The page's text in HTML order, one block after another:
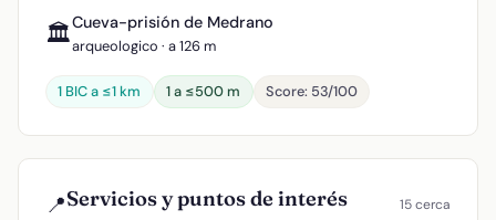
🏛️Cueva-prisión de Medrano
arqueologico · a 126 m
1 BIC a ≤1 km 1 a ≤500 m Score: 53/100
📍Servicios y puntos de interés 15 cerca